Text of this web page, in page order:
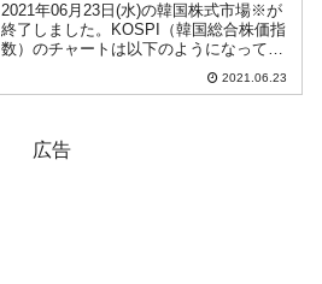
2021年06月23日(水)の韓国株式市場※が
終了しました。KOSPI（韓国総合株価指
数）のチャートは以下のようになってい
ます（チャートは『Investing.com』より
引用：以下同）。止まるべきところで止
2021.06.23
広告